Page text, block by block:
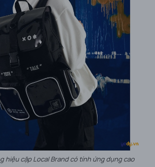
hiệu cặp Local Brand có tính ứng dụng cao